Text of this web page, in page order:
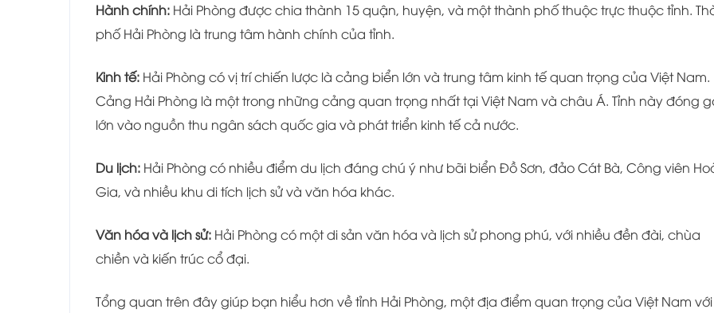
Hành chính: Hải Phòng được chia thành 15 quận, huyện, và một thành phố thuộc trực thuộc tỉnh.
phố Hải Phòng là trung tâm hành chính của tỉnh.
Kinh tế: Hải Phòng có vị trí chiến lược là cảng biển lớn và trung tâm kinh tế quan trọng của Việt Nam.
Cảng Hải Phòng là một trong những cảng quan trọng nhất tại Việt Nam và châu Á. Tỉnh này đóng
lớn vào nguồn thu ngân sách quốc gia và phát triển kinh tế cả nước.
Du lịch: Hải Phòng có nhiều điểm du lịch đáng chú ý như bãi biển Đồ Sơn, đảo Cát Bà, Công viên
Gia, và nhiều khu di tích lịch sử và văn hóa khác.
Văn hóa và lịch sử: Hải Phòng có một di sản văn hóa và lịch sử phong phú, với nhiều đền đài, chùa
chiền và kiến trúc cổ đại.
Tổng quan trên đây giúp bạn hiểu hơn về tỉnh Hải Phòng, một địa điểm quan trọng của Việt Nam